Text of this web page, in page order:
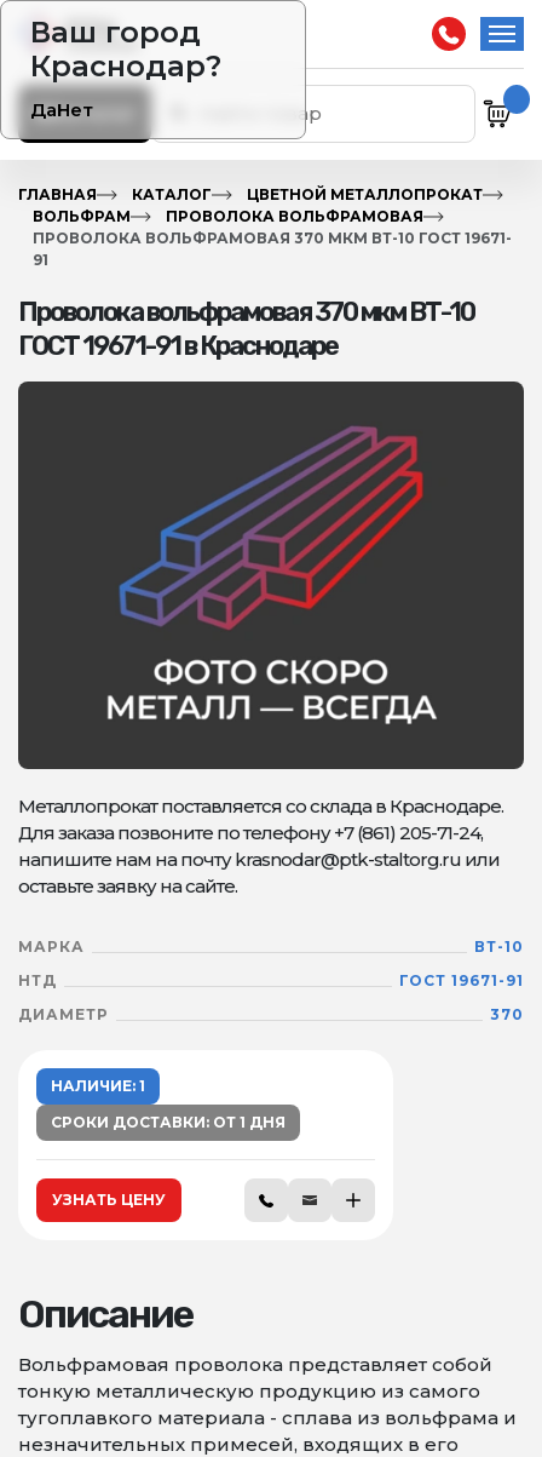
Ваш город
Краснодар?
ДаНет
Каталог
ГЛАВНАЯ КАТАЛОГ
ЦВЕТНОЙ МЕТАЛЛОПРОКАТ
ВОЛЬФРАМ
ПРОВОЛОКА ВОЛЬФРАМОВАЯ
ПРОВОЛОКА ВОЛЬФРАМОВАЯ 370 МКМ ВТ-10 ГОСТ 19671-
91
Проволока вольфрамовая 370 мкм ВТ-10
ГОСТ 19671-91 в Краснодаре
Металлопрокат поставляется со склада в Краснодаре.
Для заказа позвоните по телефону +7 (861) 205-71-24,
напишите нам на почту krasnodar@ptk-staltorg.ru или
оставьте заявку на сайте.
МАРКА
ВТ-10
НТД
ГОСТ 19671-91
ДИАМЕТР
370
НАЛИЧИЕ: 1
СРОКИ ДОСТАВКИ: ОТ 1 ДНЯ
УЗНАТЬ ЦЕНУ
Описание
Вольфрамовая проволока представляет собой
тонкую металлическую продукцию из самого
тугоплавкого материала - сплава из вольфрама и
незначительных примесей, входящих в его